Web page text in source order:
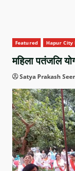
Featured Hapur City
महिला पतंजलि
Satya Prakash